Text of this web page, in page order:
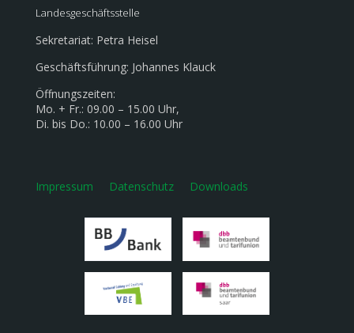
Landesgeschäftsstelle
Sekretariat: Petra Heisel
Geschäftsführung: Johannes Klauck
Öffnungszeiten:
Mo. + Fr.: 09.00 – 15.00 Uhr,
Di. bis Do.: 10.00 – 16.00 Uhr
Impressum Datenschutz Downloads